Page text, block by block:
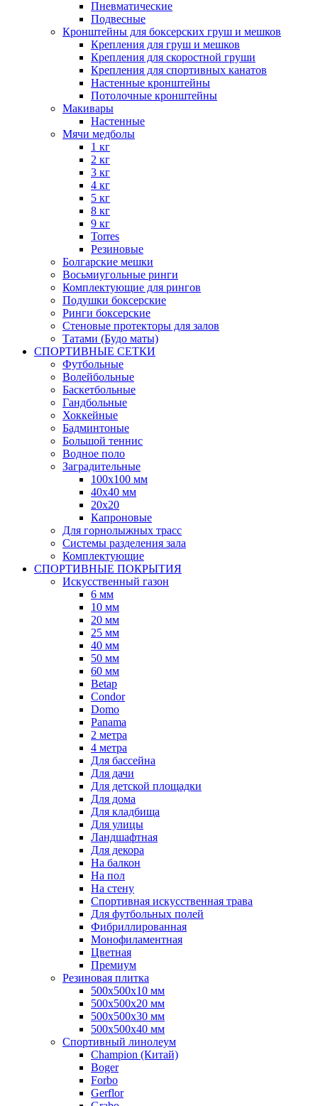
Пневматические
Подвесные
Кронштейны для боксерских груш и мешков
Крепления для груш и мешков
Крепления для скоростной груши
Крепления для спортивных канатов
Настенные кронштейны
Потолочные кронштейны
Макивары
Настенные
Мячи медболы
1 кг
2 кг
3 кг
4 кг
5 кг
8 кг
9 кг
Torres
Резиновые
Болгарские мешки
Восьмиугольные ринги
Комплектующие для рингов
Подушки боксерские
Ринги боксерские
Стеновые протекторы для залов
Татами (Будо маты)
СПОРТИВНЫЕ СЕТКИ
Футбольные
Волейбольные
Баскетбольные
Гандбольные
Хоккейные
Бадминтоные
Большой теннис
Водное поло
Заградительные
100х100 мм
40х40 мм
20х20
Капроновые
Для горнолыжных трасс
Системы разделения зала
Комплектующие
СПОРТИВНЫЕ ПОКРЫТИЯ
Искусственный газон
6 мм
10 мм
20 мм
25 мм
40 мм
50 мм
60 мм
Betap
Condor
Domo
Panama
2 метра
4 метра
Для бассейна
Для дачи
Для детской площадки
Для дома
Для кладбища
Для улицы
Ландшафтная
Для декора
На балкон
На пол
На стену
Спортивная искусственная трава
Для футбольных полей
Фибриллированная
Монофиламентная
Цветная
Премиум
Резиновая плитка
500х500х10 мм
500х500х20 мм
500х500х30 мм
500х500х40 мм
Спортивный линолеум
Champion (Китай)
Boger
Forbo
Gerflor